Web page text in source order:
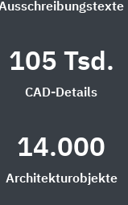
105 Tsd.
CAD-Details
14.000
Architekturobjekte